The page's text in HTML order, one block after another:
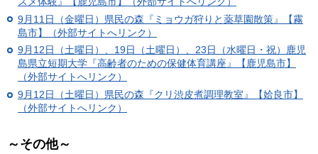
9月11日（金曜日）県民の森『ミョウガ狩りと薬草園散策』【霧
島市】（外部サイトへリンク）
9月12日（土曜日）、19日（土曜日）、23日（水曜日・祝）鹿児
島県立短期大学『高齢者のための保健体育講座』【鹿児島市】
（外部サイトへリンク）
9月12日（土曜日）県民の森『クリ渋皮煮調理教室』【姶良市】
（外部サイトへリンク）
～その他～